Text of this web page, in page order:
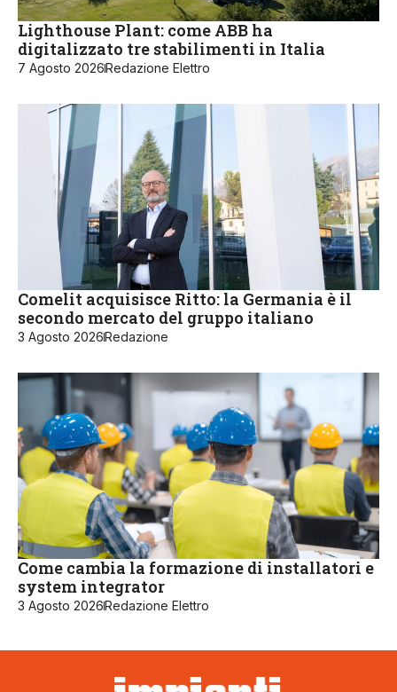
Lighthouse Plant: come ABB ha
digitalizzato tre stabilimenti in Italia
7 Agosto 2026 Redazione Elettro
Comelit acquisisce Ritto: la Germania è il
secondo mercato del gruppo italiano
3 Agosto 2026 Redazione
Come cambia la formazione di installatori e
system integrator
3 Agosto 2026 Redazione Elettro